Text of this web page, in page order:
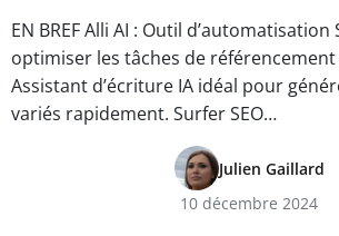
EN BREF Alli AI : Outil d’automatisation
optimiser les tâches de référencement
Assistant d’écriture IA idéal pour
variés rapidement. Surfer SEO…
Julien Gaillard
10 décembre 2024